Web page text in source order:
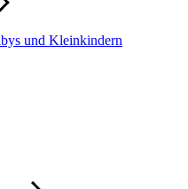
und Kleinkindern